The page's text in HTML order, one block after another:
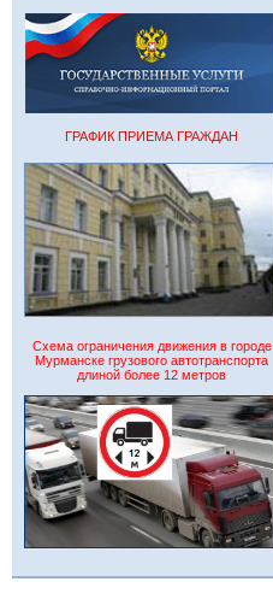
ГРАФИК ПРИЕМА ГРАЖДАН
Схема ограничения движения в городе
Мурманске грузового автотранспорта
длиной более 12 метров